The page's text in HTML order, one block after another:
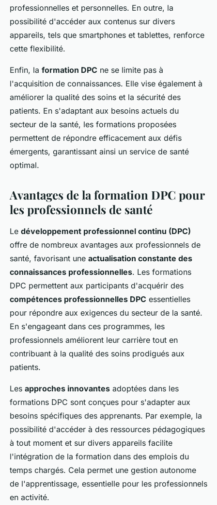
professionnelles et personnelles. En outre, la
possibilité d'accéder aux contenus sur divers
appareils, tels que smartphones et tablettes, renforce
cette flexibilité.
Enfin, la formation DPC ne se limite pas à
l'acquisition de connaissances. Elle vise également à
améliorer la qualité des soins et la sécurité des
patients. En s'adaptant aux besoins actuels du
secteur de la santé, les formations proposées
permettent de répondre efficacement aux défis
émergents, garantissant ainsi un service de santé
optimal.
Avantages de la formation DPC pour
les professionnels de santé
Le développement professionnel continu (DPC)
offre de nombreux avantages aux professionnels de
santé, favorisant une actualisation constante des
connaissances professionnelles. Les formations
DPC permettent aux participants d'acquérir des
compétences professionnelles DPC essentielles
pour répondre aux exigences du secteur de la santé.
En s'engageant dans ces programmes, les
professionnels améliorent leur carrière tout en
contribuant à la qualité des soins prodigués aux
patients.
Les approches innovantes adoptées dans les
formations DPC sont conçues pour s'adapter aux
besoins spécifiques des apprenants. Par exemple, la
possibilité d'accéder à des ressources pédagogiques
à tout moment et sur divers appareils facilite
l'intégration de la formation dans des emplois du
temps chargés. Cela permet une gestion autonome
de l'apprentissage, essentielle pour les professionnels
en activité.